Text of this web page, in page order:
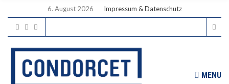
6. August 2026 Impressum & Datenschutz
MENU